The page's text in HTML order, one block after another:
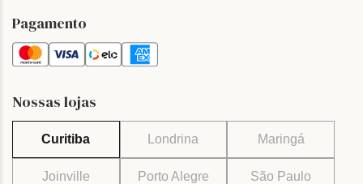
Pagamento
Nossas lojas
Curitiba Londrina Maringá
Joinville Porto Alegre São Paulo